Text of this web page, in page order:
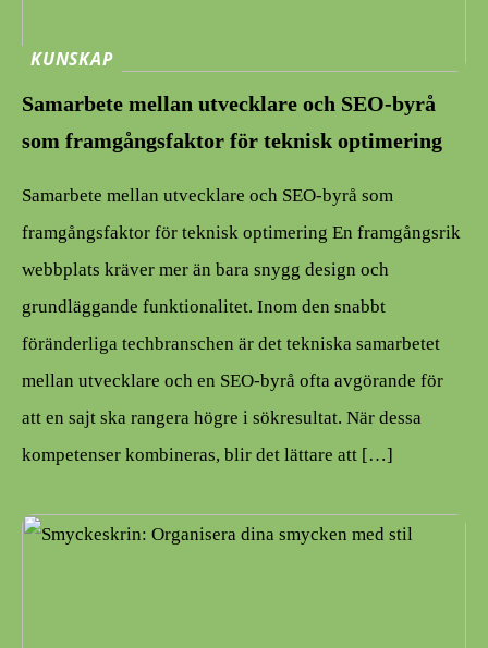
KUNSKAP
Samarbete mellan utvecklare och SEO-byrå
som framgångsfaktor för teknisk optimering
Samarbete mellan utvecklare och SEO-byrå som
framgångsfaktor för teknisk optimering En framgångsrik
webbplats kräver mer än bara snygg design och
grundläggande funktionalitet. Inom den snabbt
föränderliga techbranschen är det tekniska samarbetet
mellan utvecklare och en SEO-byrå ofta avgörande för
att en sajt ska rangera högre i sökresultat. När dessa
kompetenser kombineras, blir det lättare att […]